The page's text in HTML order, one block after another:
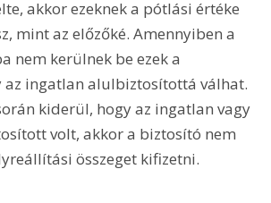
akkor ezeknek a pótlási értéke
mint az előzőké. Amennyiben a
nem kerülnek be ezek a
az ingatlan alulbiztosítottá válhat.
kiderül, hogy az ingatlan vagy
volt, akkor a biztosító nem
összeget kifizetni.